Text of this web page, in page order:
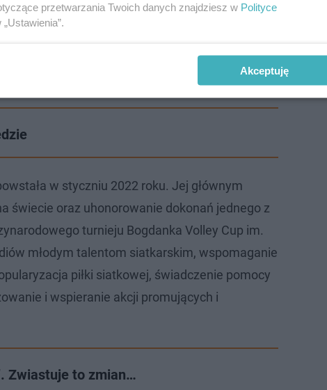
w styczniu 2022 roku. Jej głównym
świecie oraz uhonorowanie dokonań jednego z
turnieju Bogdanka Volley Cup im.
młodym talentom siatkarskim, wspomaganie
piłki siatkowej, świadczenie pomocy
i wspieranie akcji promujących i
Zwiastuje to zmian…
przetwarzania Twoich danych znajdziesz w Polityce
Akceptuję